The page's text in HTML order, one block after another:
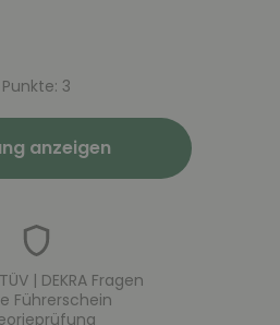
Punkte: 3
anzeigen
| DEKRA Fragen
Führerschein